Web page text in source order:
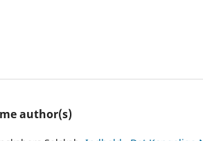
author(s)